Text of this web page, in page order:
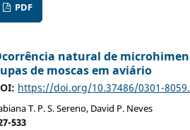
PDF
natural de
de moscas em aviário
https://doi.org/10.37486/0301-
T. P. S. Sereno, David P. Neves
533